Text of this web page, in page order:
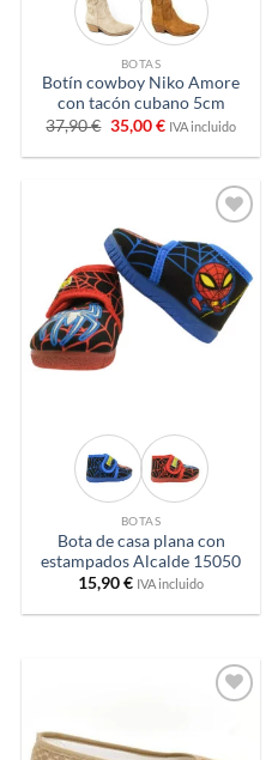
BOTAS
Botín cowboy Niko Amore
con tacón cubano 5cm
37,90€ El
precio
original
35,00€El
actual
35,00 €.
IVA incluido
Añadir
a
deseos
BOTAS
Bota de casa plana con
estampados Alcalde 15050
15,90€ IVA incluido